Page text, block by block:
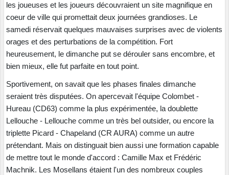
les joueuses et les joueurs découvraient un site magnifique en
coeur de ville qui promettait deux journées grandioses. Le
samedi réservait quelques mauvaises surprises avec de violents
orages et des perturbations de la compétition. Fort
heureusement, le dimanche put se dérouler sans encombre, et
bien mieux, elle fut parfaite en tout point.
Sportivement, on savait que les phases finales dimanche
seraient très disputées. On apercevait l'équipe Colombet -
Hureau (CD63) comme la plus expérimentée, la doublette
Lellouche - Lellouche comme un très bel outsider, ou encore la
triplette Picard - Chapeland (CR AURA) comme un autre
prétendant. Mais on distinguait bien aussi une formation capable
de mettre tout le monde d'accord : Camille Max et Frédéric
Machnik. Les Mosellans étaient l'un des nombreux couples